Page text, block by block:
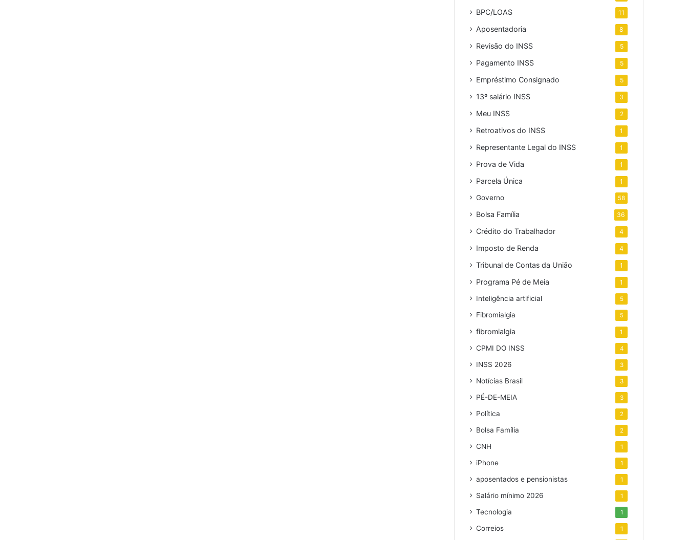
BPC/LOAS 11
Aposentadoria 8
Revisão do INSS 5
Pagamento INSS 5
Empréstimo Consignado 5
13º salário INSS 3
Meu INSS 2
Retroativos do INSS 1
Representante Legal do INSS 1
Prova de Vida 1
Parcela Única 1
Governo 58
Bolsa Família 36
Crédito do Trabalhador 4
Imposto de Renda 4
Tribunal de Contas da União 1
Programa Pé de Meia 1
Inteligência artificial 5
Fibromialgia 5
fibromialgia 1
CPMI DO INSS 4
INSS 2026 3
Notícias Brasil 3
PÉ-DE-MEIA 3
Política 2
Bolsa Família 2
CNH 1
iPhone 1
aposentados e pensionistas 1
Salário mínimo 2026 1
Tecnologia 1
Correios 1